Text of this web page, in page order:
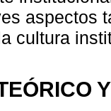
aspectos
cultura